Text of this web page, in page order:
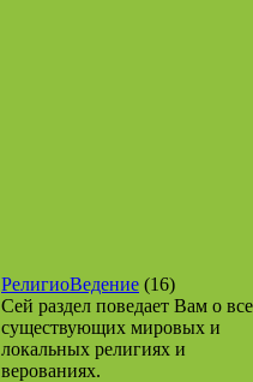
РелигиоВедение (16)
Сей раздел поведает Вам о
существующих мировых и
локальных религиях и
верованиях.